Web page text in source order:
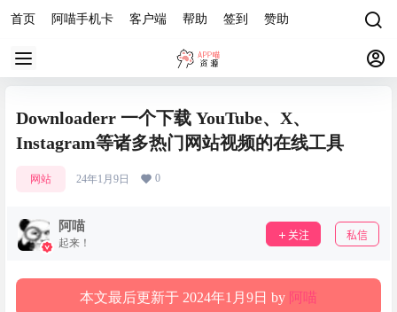
首页 阿喵手机卡 客户端 帮助 签到 赞助
Downloaderr 一个下载 YouTube、X、
Instagram等诸多热门网站视频的在线工具
网站 24年1月9日 0
阿喵
起来！
关注 私信
本文最后更新于 2024年1月9日 by 阿喵